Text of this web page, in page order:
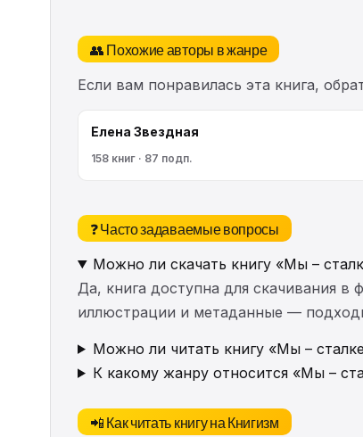
👥 Похожие авторы в жанре
Если вам понравилась эта книга,
Елена Звездная
158 книг · 87 подп.
❓ Часто задаваемые вопросы
Можно ли скачать книгу «Мы –
Да, книга доступна для скачивания в
иллюстрации и метаданные —
Можно ли читать книгу «Мы –
К какому жанру относится «Мы –
📲 Как читать книгу на Книгизм